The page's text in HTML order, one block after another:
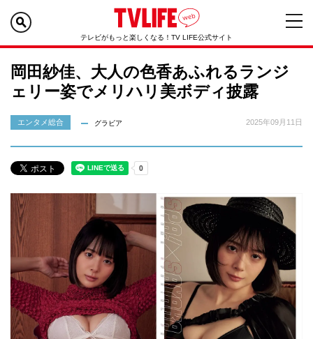
テレビがもっと楽しくなる！TV LIFE公式サイト
岡田紗佳、大人の色香あふれるランジ
ェリー姿でメリハリ美ボディ披露
エンタメ総合 グラビア 2025年09月11日